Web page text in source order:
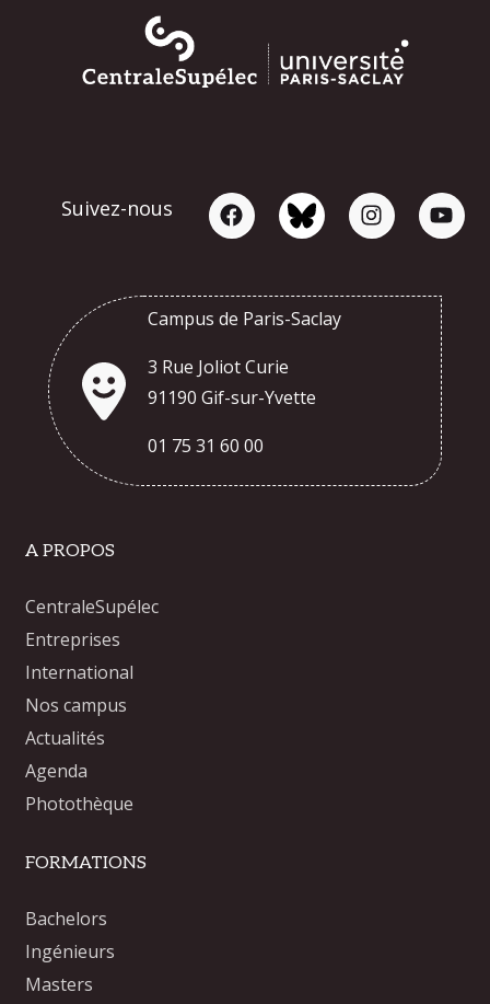
Suivez-nous
Campus de Paris-Saclay
3 Rue Joliot Curie
91190 Gif-sur-Yvette
01 75 31 60 00
A PROPOS
CentraleSupélec
Entreprises
International
Nos campus
Actualités
Agenda
Photothèque
FORMATIONS
Bachelors
Ingénieurs
Masters